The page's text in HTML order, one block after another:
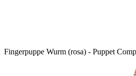
Fingerpuppe Wurm (rosa) - Puppet